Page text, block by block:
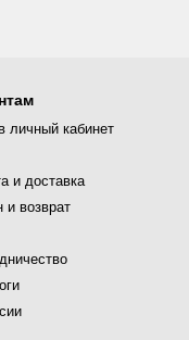
личный кабинет
и доставка
и возврат